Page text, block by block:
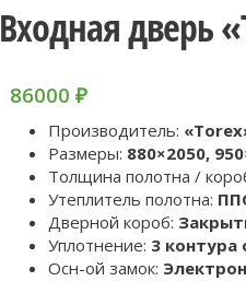
Входная дверь
86000₽
Производитель:
Размеры: 880×2050,
Толщина полотна /
Утеплитель полотна:
Дверной короб:
Уплотнение: 3 контура
Осн-ой замок: